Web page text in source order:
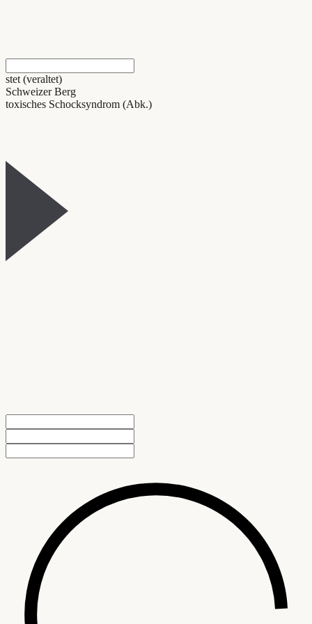
stet (veraltet)
Schweizer Berg
toxisches Schocksyndrom (Abk.)